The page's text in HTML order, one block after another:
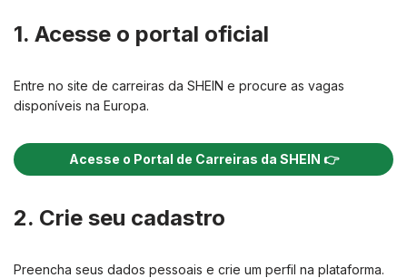
1. Acesse o portal oficial
Entre no site de carreiras da SHEIN e procure as vagas
disponíveis na Europa.
Acesse o Portal de Carreiras da SHEIN 👉
2. Crie seu cadastro
Preencha seus dados pessoais e crie um perfil na plataforma.